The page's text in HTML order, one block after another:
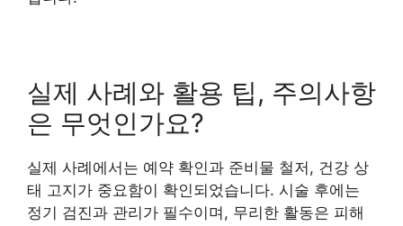
실제 사례와 활용 팁, 주의사항
은 무엇인가요?
실제 사례에서는 예약 확인과 준비물 철저, 건강 상
태 고지가 중요함이 확인되었습니다. 시술 후에는
정기 검진과 관리가 필수이며, 무리한 활동은 피해